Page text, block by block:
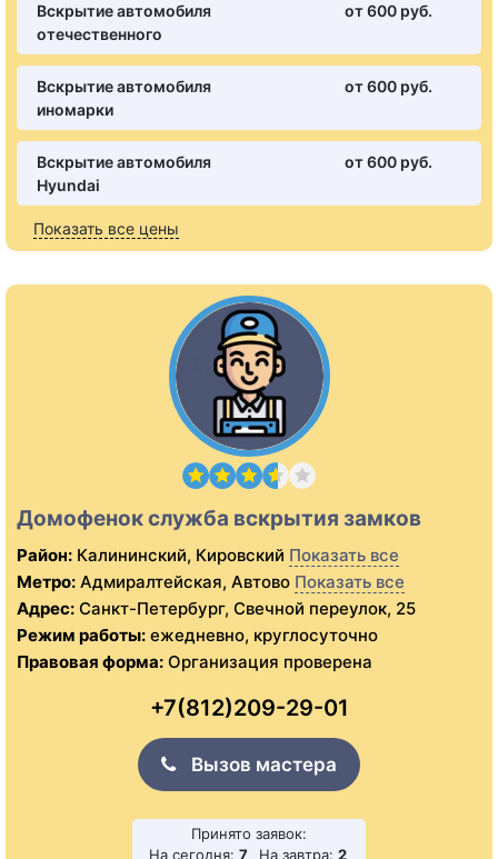
Вскрытие автомобиля
отечественного
от 600 pуб.
Вскрытие автомобиля
иномарки
от 600 pуб.
Вскрытие автомобиля
Hyundai
от 600 pуб.
Показать все цены
Домофенок служба вскрытия замков
Район: Калининский, Кировский Показать все
Метро: Адмиралтейская, Автово Показать все
Адрес: Санкт-Петербург, Свечной переулок, 25
Режим работы: ежедневно, круглосуточно
Правовая форма: Организация проверена
+7(812)209-29-01
Вызов мастера
Принято заявок:
На сегодня: 7 На завтра: 2